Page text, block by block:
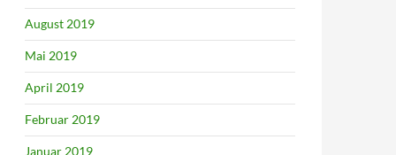
August 2019
Mai 2019
April 2019
Februar 2019
Januar 2019